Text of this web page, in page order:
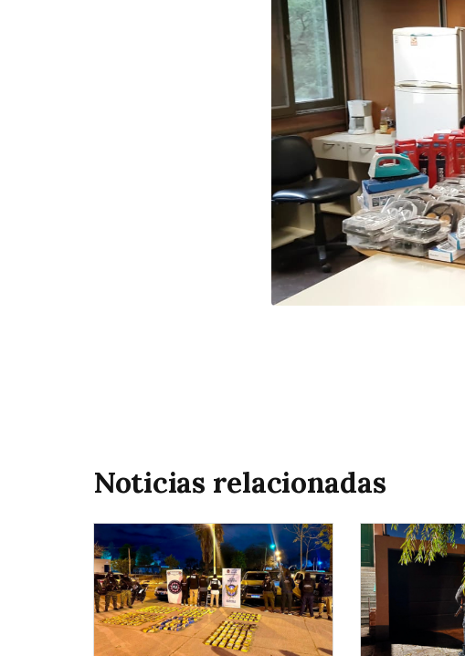
Noticias relacionadas